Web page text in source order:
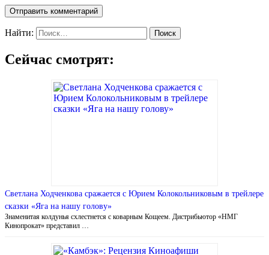
Найти:
Сейчас смотрят:
Светлана Ходченкова сражается с Юрием Колокольниковым в трейлере
сказки «Яга на нашу голову»
Знаменитая колдунья схлестнется с коварным Кощеем. Дистрибьютор «НМГ
Кинопрокат» представил …